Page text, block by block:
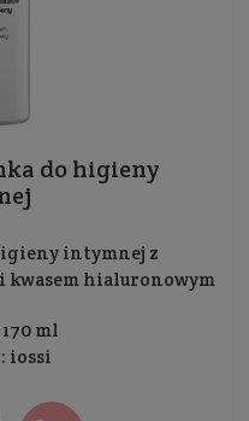
do higieny
intymnej z
kwasem hialuronowym
ml
iossi